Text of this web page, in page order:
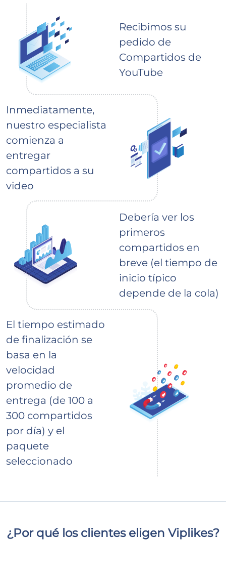
Recibimos su
pedido de
Compartidos de
YouTube
Inmediatamente,
nuestro especialista
comienza a
entregar
compartidos a su
video
Debería ver los
primeros
compartidos en
breve (el tiempo de
inicio típico
depende de la cola)
El tiempo estimado
de finalización se
basa en la
velocidad
promedio de
entrega (de 100 a
300 compartidos
por día) y el
paquete
seleccionado
¿Por qué los clientes eligen Viplikes?